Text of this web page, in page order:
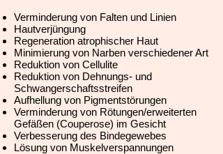
Verminderung von Falten und Linien
Hautverjüngung
Regeneration atrophischer Haut
Minimierung von Narben verschiedener Art
Reduktion von Cellulite
Reduktion von Dehnungs- und
Schwangerschaftsstreifen
Aufhellung von Pigmentstörungen
Verminderung von Rötungen/erweiterten
Gefäßen (Couperose) im Gesicht
Verbesserung des Bindegewebes
Lösung von Muskelverspannungen